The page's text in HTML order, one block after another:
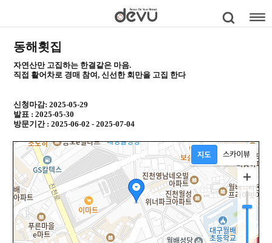
동해횟집
자연산만 고집하는 한결같은 마음.
직접 활어차로 경매 참여, 신선한 회만을 고집 한다
신청마감: 2025-05-29
발표 : 2025-05-30
방문기간 : 2025-06-02 - 2025-07-04